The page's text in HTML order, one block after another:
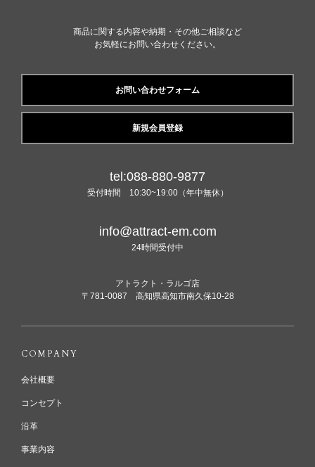
商品に関する内容や納期・その他ご相談など
お気軽にお問い合わせください。
お問い合わせフォーム
新規会員登録
tel:088-880-9877
受付時間 10:30~19:00（年中無休）
info@attract-em.com
24時間受付中
アトラクト・ラルゴ店
〒781-0087 高知県高知市南久保10-28
COMPANY
会社概要
コンセプト
沿革
事業内容